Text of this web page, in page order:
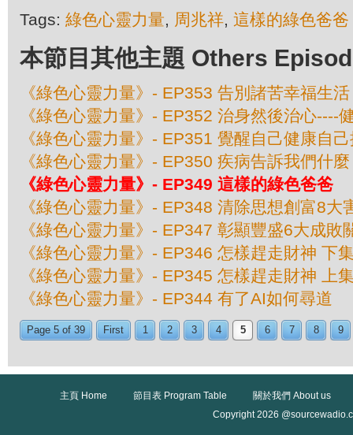
Tags: 綠色心靈力量, 周兆祥, 這樣的綠色爸爸
本節目其他主題 Others
《綠色心靈力量》- EP353 告別諸苦幸福生活
《綠色心靈力量》- EP352 治身然後治心----
《綠色心靈力量》- EP351 覺醒自己健康自
《綠色心靈力量》- EP350 疾病告訴我們什麼
《綠色心靈力量》- EP349 這樣的綠色爸爸
《綠色心靈力量》- EP348 清除思想創富8大
《綠色心靈力量》- EP347 彰顯豐盛6大成敗
《綠色心靈力量》- EP346 怎樣趕走財神 下
《綠色心靈力量》- EP345 怎樣趕走財神 上
《綠色心靈力量》- EP344 有了AI如何尋道
Page 5 of 39 First 1 2 3 4 5 6 7 8 9
主頁 Home 節目表 Program Table
關於我們 About us
Copyright 2026